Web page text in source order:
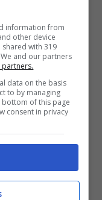
information from
other device
with 319
and our partners
partners.
data on the basis
to by managing
of this page
consent in privacy